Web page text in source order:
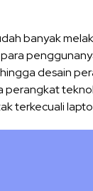
banyak
desain
perangkat
terkecuali